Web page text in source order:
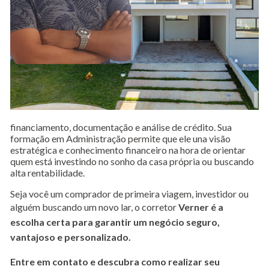
financiamento, documentação e análise de crédito. Sua
formação em Administração permite que ele una visão
estratégica e conhecimento financeiro na hora de orientar
quem está investindo no sonho da casa própria ou buscando
alta rentabilidade.
Seja você um comprador de primeira viagem, investidor ou
alguém buscando um novo lar, o corretorVerner é a
escolha certa para garantir um negócio seguro,
vantajoso e personalizado.
Entre em contato e descubra como realizar seu